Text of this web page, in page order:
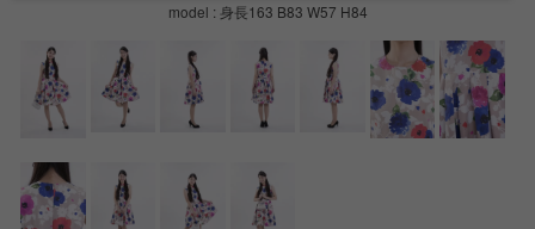
model : 身長163 B83 W57 H84